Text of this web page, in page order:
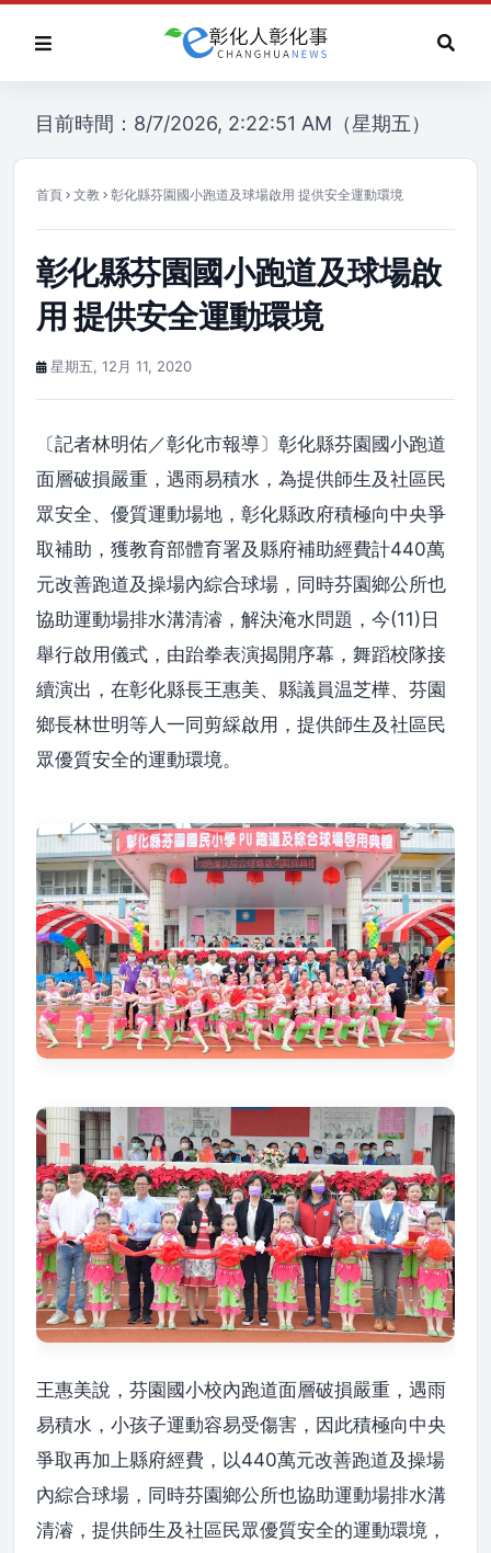
目前時間：8/7/2026, 2:22:51 AM（星期五）
首頁 文教 彰化縣芬園國小跑道及球場啟用 提供安全運動環境
彰化縣芬園國小跑道及球場啟
用 提供安全運動環境
星期五, 12月 11, 2020
〔記者林明佑／彰化市報導〕彰化縣芬園國小跑道
面層破損嚴重，遇雨易積水，為提供師生及社區民
眾安全、優質運動場地，彰化縣政府積極向中央爭
取補助，獲教育部體育署及縣府補助經費計440萬
元改善跑道及操場內綜合球場，同時芬園鄉公所也
協助運動場排水溝清濬，解決淹水問題，今(11)日
舉行啟用儀式，由跆拳表演揭開序幕，舞蹈校隊接
續演出，在彰化縣長王惠美、縣議員温芝樺、芬園
鄉長林世明等人一同剪綵啟用，提供師生及社區民
眾優質安全的運動環境。
王惠美說，芬園國小校內跑道面層破損嚴重，遇雨
易積水，小孩子運動容易受傷害，因此積極向中央
爭取再加上縣府經費，以440萬元改善跑道及操場
內綜合球場，同時芬園鄉公所也協助運動場排水溝
清濬，提供師生及社區民眾優質安全的運動環境，